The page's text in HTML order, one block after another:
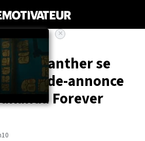
Cinema
Panther se
la bande-annonce
Forever
×